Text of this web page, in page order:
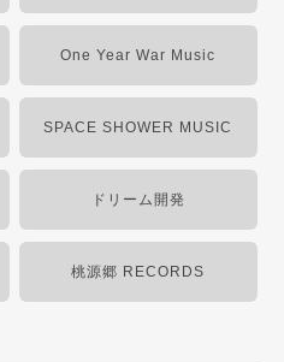
One Year War Music
SPACE SHOWER MUSIC
ドリーム開発
桃源郷 RECORDS